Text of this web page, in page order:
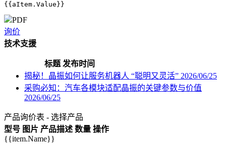
{{aItem.Value}}
PDF
询价
技术支援
标题 发布时间
揭秘！晶振如何让服务机器人 “聪明又灵活” 2026/06/25
采购必知：汽车各模块适配晶振的关键参数与价值
2026/06/25
产品询价表 - 选择产品
型号 图片 产品描述 数量 操作
{{item.Name}}